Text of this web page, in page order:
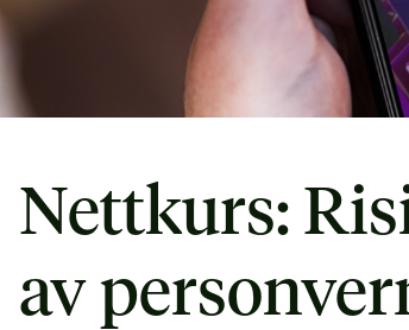
Nettkurs:
av